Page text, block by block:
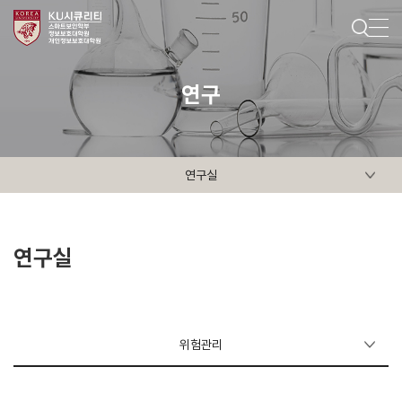
연구
연구실
연구실
위험관리